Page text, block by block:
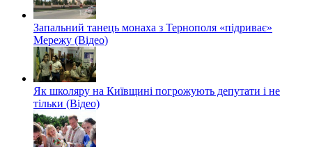
Запальний танець монаха з Тернополя «підриває»
Мережу (Відео)
Як школяру на Київщині погрожують депутати і не
тільки (Відео)